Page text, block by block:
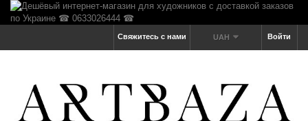
Войти
UAH
Свяжитесь с нами